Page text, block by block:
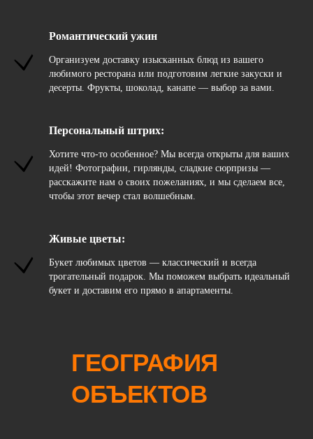
Романтический ужин
Организуем доставку изысканных блюд из вашего
любимого ресторана или подготовим легкие закуски и
десерты. Фрукты, шоколад, канапе — выбор за вами.
Персональный штрих:
Хотите что-то особенное? Мы всегда открыты для ваших
идей! Фотографии, гирлянды, сладкие сюрпризы —
расскажите нам о своих пожеланиях, и мы сделаем все,
чтобы этот вечер стал волшебным.
Живые цветы:
Букет любимых цветов — классический и всегда
трогательный подарок. Мы поможем выбрать идеальный
букет и доставим его прямо в апартаменты.
ГЕОГРАФИЯ
ОБЪЕКТОВ